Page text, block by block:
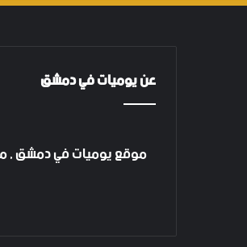
عن يوميات في دمشق
موقع يوميات في دمشق ,